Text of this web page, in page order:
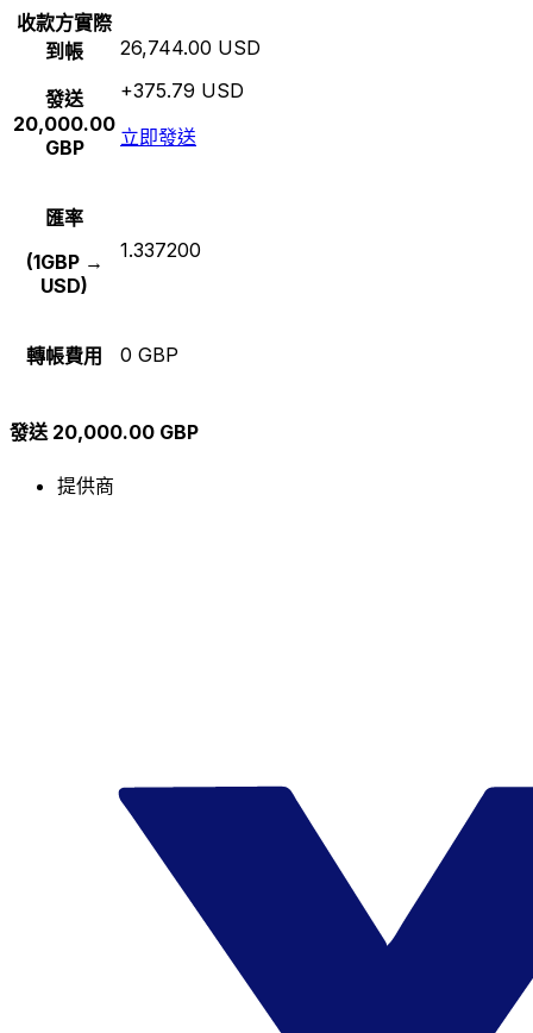
收款方實際
到帳
發送
20,000.00
GBP
26,744.00 USD
+375.79 USD
立即發送
匯率
(1GBP →
USD)
1.337200
轉帳費用 0 GBP
發送 20,000.00 GBP
提供商